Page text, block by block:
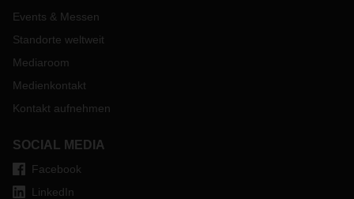
Events & Messen
Standorte weltweit
Mediaroom
Medienkontakt
Kontakt aufnehmen
SOCIAL MEDIA
Facebook
LinkedIn